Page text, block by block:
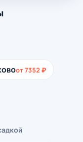
от 7352 ₽